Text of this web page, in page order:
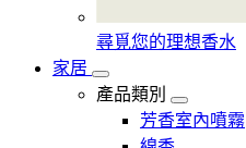
尋覓您的理想香水​
家居
產品類別
芳香室內噴霧